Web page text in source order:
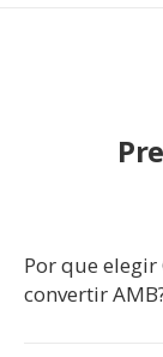
Por que elegir
convertir